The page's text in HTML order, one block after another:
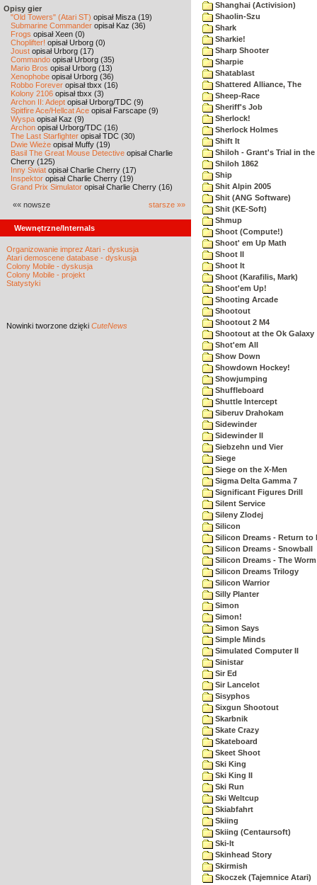
Opisy gier
"Old Towers" (Atari ST) opisał Misza (19)
Submarine Commander opisał Kaz (36)
Frogs opisał Xeen (0)
Choplifter! opisał Urborg (0)
Joust opisał Urborg (17)
Commando opisał Urborg (35)
Mario Bros opisał Urborg (13)
Xenophobe opisał Urborg (36)
Robbo Forever opisał tbxx (16)
Kolony 2106 opisał tbxx (3)
Archon II: Adept opisał Urborg/TDC (9)
Spitfire Ace/Hellcat Ace opisał Farscape (9)
Wyspa opisał Kaz (9)
Archon opisał Urborg/TDC (16)
The Last Starfighter opisał TDC (30)
Dwie Wieże opisał Muffy (19)
Basil The Great Mouse Detective opisał Charlie
Cherry (125)
Inny Świat opisał Charlie Cherry (17)
Inspektor opisał Charlie Cherry (19)
Grand Prix Simulator opisał Charlie Cherry (16)
«« nowsze starsze »»
Wewnętrzne/Internals
Organizowanie imprez Atari - dyskusja
Atari demoscene database - dyskusja
Colony Mobile - dyskusja
Colony Mobile - projekt
Statystyki
Nowinki tworzone dzięki CuteNews
Shanghai (Activision)
Shaolin-Szu
Shark
Sharkie!
Sharp Shooter
Sharpie
Shatablast
Shattered Alliance, The
Sheep-Race
Sheriff's Job
Sherlock!
Sherlock Holmes
Shift It
Shiloh - Grant's Trial in the
Shiloh 1862
Ship
Shit Alpin 2005
Shit (ANG Software)
Shit (KE-Soft)
Shmup
Shoot (Compute!)
Shoot' em Up Math
Shoot II
Shoot It
Shoot (Karafilis, Mark)
Shoot'em Up!
Shooting Arcade
Shootout
Shootout 2 M4
Shootout at the Ok Galaxy
Shot'em All
Show Down
Showdown Hockey!
Showjumping
Shuffleboard
Shuttle Intercept
Siberuv Drahokam
Sidewinder
Sidewinder II
Siebzehn und Vier
Siege
Siege on the X-Men
Sigma Delta Gamma 7
Significant Figures Drill
Silent Service
Sileny Zlodej
Silicon
Silicon Dreams - Return to
Silicon Dreams - Snowball
Silicon Dreams - The
Silicon Dreams Trilogy
Silicon Warrior
Silly Planter
Simon
Simon!
Simon Says
Simple Minds
Simulated Computer II
Sinistar
Sir Ed
Sir Lancelot
Sisyphos
Sixgun Shootout
Skarbnik
Skate Crazy
Skateboard
Skeet Shoot
Ski King
Ski King II
Ski Run
Ski Weltcup
Skiabfahrt
Skiing
Skiing (Centaursoft)
Ski-It
Skinhead Story
Skirmish
Skoczek (Tajemnice Atari)